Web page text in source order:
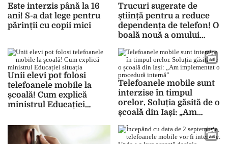
Este interzis până la 16
ani! S-a dat lege pentru
părinții cu copii mici
Trucuri sugerate de
știință pentru a reduce
dependența de telefon! O
boală nouă a omului
Unii elevi pot folosi
telefoanele mobile la
școală! Cum explică
ministrul Educației
Telefoanele mobile sunt
interzise în timpul
orelor. Soluția găsită de o
școală din Iași: „Am
procedură internă”